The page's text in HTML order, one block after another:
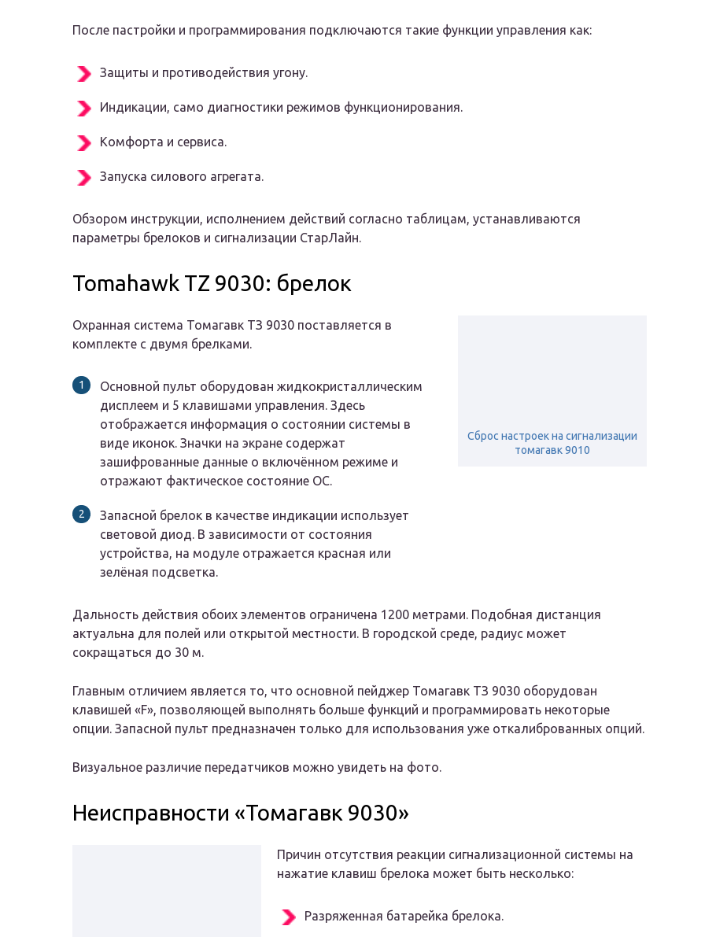
После пастройки и программирования подключаются такие функции управления как:
Защиты и противодействия угону.
Индикации, само диагностики режимов функционирования.
Комфорта и сервиса.
Запуска силового агрегата.
Обзором инструкции, исполнением действий согласно таблицам, устанавливаются
параметры брелоков и сигнализации СтарЛайн.
Tomahawk TZ 9030: брелок
Сброс настроек на сигнализации
томагавк 9010
Охранная система Томагавк ТЗ 9030 поставляется в
комплекте с двумя брелками.
Основной пульт оборудован жидкокристаллическим
дисплеем и 5 клавишами управления. Здесь
отображается информация о состоянии системы в
виде иконок. Значки на экране содержат
зашифрованные данные о включённом режиме и
отражают фактическое состояние ОС.
Запасной брелок в качестве индикации использует
световой диод. В зависимости от состояния
устройства, на модуле отражается красная или
зелёная подсветка.
Дальность действия обоих элементов ограничена 1200 метрами. Подобная дистанция
актуальна для полей или открытой местности. В городской среде, радиус может
сокращаться до 30 м.
Главным отличием является то, что основной пейджер Томагавк ТЗ 9030 оборудован
клавишей «F», позволяющей выполнять больше функций и программировать некоторые
опции. Запасной пульт предназначен только для использования уже откалиброванных опций.
Визуальное различие передатчиков можно увидеть на фото.
Неисправности «Томагавк 9030»
Причин отсутствия реакции сигнализационной системы на
нажатие клавиш брелока может быть несколько:
Разряженная батарейка брелока.